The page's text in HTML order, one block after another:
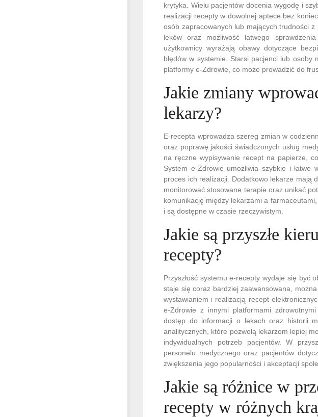
krytyka. Wielu pacjentów docenia wygodę i
realizacji recepty w dowolnej aptece bez
osób zapracowanych lub mających trudności
leków oraz możliwość łatwego
użytkownicy wyrażają obawy dotyczące
błędów w systemie. Starsi pacjenci lub
platformy e-Zdrowie, co może prowadzić do
Jakie zmiany
lekarzy?
E-recepta wprowadza szereg zmian w
oraz poprawę jakości świadczonych usług
na ręczne wypisywanie recept na papierze,
System e-Zdrowie umożliwia szybkie i łatwe
proces ich realizacji. Dodatkowo lekarze mają
monitorować stosowane terapie oraz unikać
komunikację między lekarzami a
i są dostępne w czasie rzeczywistym.
Jakie są przyszłe
recepty?
Przyszłość systemu e-recepty wydaje się być
staje się coraz bardziej zaawansowana,
wystawianiem i realizacją recept
e-Zdrowie z innymi platformami
dostęp do informacji o lekach oraz historii
analitycznych, które pozwolą lekarzom lepiej
indywidualnych potrzeb pacjentów. W
personelu medycznego oraz pacjentów
zwiększenia jego popularności i akceptacji
Jakie są różnice w
recepty w różnych